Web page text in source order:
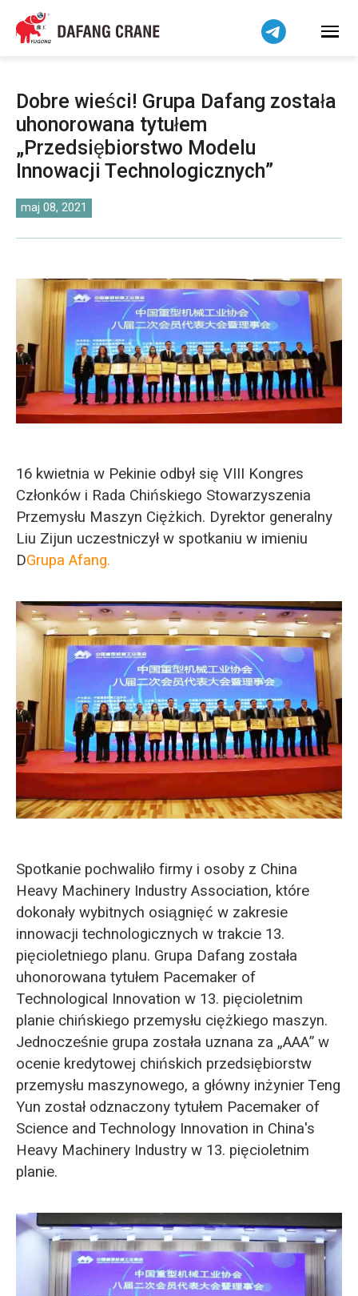
Dobre wieści! Grupa Dafang została
uhonorowana tytułem
„Przedsiębiorstwo Modelu
Innowacji Technologicznych”
maj 08, 2021
16 kwietnia w Pekinie odbył się VIII Kongres
Członków i Rada Chińskiego Stowarzyszenia
Przemysłu Maszyn Ciężkich. Dyrektor generalny
Liu Zijun uczestniczył w spotkaniu w imieniu
DGrupa Afang.
Spotkanie pochwaliło firmy i osoby z China
Heavy Machinery Industry Association, które
dokonały wybitnych osiągnięć w zakresie
innowacji technologicznych w trakcie 13.
pięcioletniego planu. Grupa Dafang została
uhonorowana tytułem Pacemaker of
Technological Innovation w 13. pięcioletnim
planie chińskiego przemysłu ciężkiego maszyn.
Jednocześnie grupa została uznana za „AAA” w
ocenie kredytowej chińskich przedsiębiorstw
przemysłu maszynowego, a główny inżynier Teng
Yun został odznaczony tytułem Pacemaker of
Science and Technology Innovation in China's
Heavy Machinery Industry w 13. pięcioletnim
planie.
Bahasa Indonesia
Bahasa Melayu
বাংলা
فارسی
Pilipino
Українська
Čeština
Kiswahili
Dansk
Norsk
O‘zbekcha